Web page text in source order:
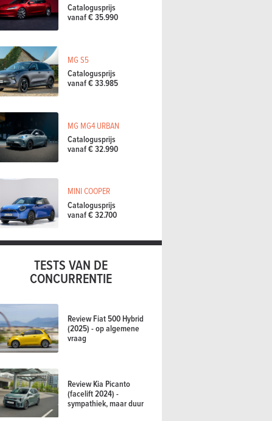
Catalogusprijs
vanaf € 35.990
MG S5
Catalogusprijs
vanaf € 33.985
MG MG4 URBAN
Catalogusprijs
vanaf € 32.990
MINI COOPER
Catalogusprijs
vanaf € 32.700
TESTS VAN DE
CONCURRENTIE
Review Fiat 500 Hybrid
(2025) - op algemene
vraag
Review Kia Picanto
(facelift 2024) -
sympathiek, maar duur